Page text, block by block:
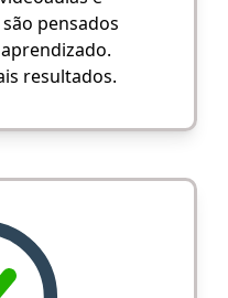
pensados
resultados.